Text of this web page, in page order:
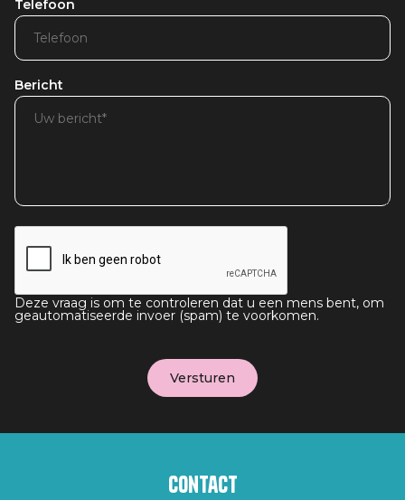
Telefoon
Bericht
Deze vraag is om te controleren dat u een mens bent, om
geautomatiseerde invoer (spam) te voorkomen.
Contact